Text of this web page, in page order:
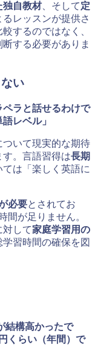
独自教材、そして定
るレッスンが提供さ
するのではなく、
する必要がありま
い
ペラと話せるわけで
レベル」
いて現実的な期待
。言語習得は長期
は「楽しく英語に
必要とされてお
間が足りません。
して家庭学習用の
習時間の確保を図
結構高かったで
くらい（年間）で